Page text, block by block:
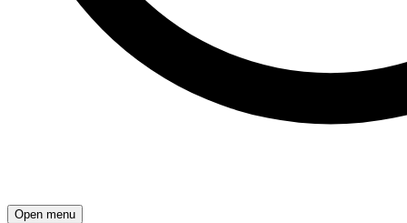
Open menu